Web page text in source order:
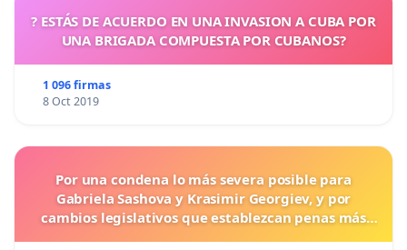
? ESTÁS DE ACUERDO EN UNA INVASION A CUBA POR
UNA BRIGADA COMPUESTA POR CUBANOS?
1 096 firmas
8 Oct 2019
Por una condena lo más severa posible para
Gabriela Sashova y Krasimir Georgiev, y por
cambios legislativos que establezcan penas más